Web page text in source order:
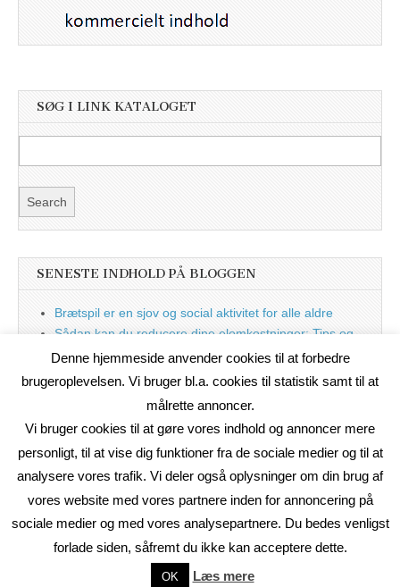
SØG I LINK KATALOGET
SENESTE INDHOLD PÅ BLOGGEN
Brætspil er en sjov og social aktivitet for alle aldre
Sådan kan du reducere dine elomkostninger: Tips og
tricks til at spare på elprisen
Nu med blog
On2Net Link Katalog
The Magazine Basic Theme bybavotasan.com
Denne hjemmeside anvender cookies til at forbedre
brugeroplevelsen. Vi bruger bl.a. cookies til statistik samt til at
målrette annoncer.
Vi bruger cookies til at gøre vores indhold og annoncer mere
personligt, til at vise dig funktioner fra de sociale medier og til at
analysere vores trafik. Vi deler også oplysninger om din brug af
vores website med vores partnere inden for annoncering på
sociale medier og med vores analysepartnere. Du bedes venligst
forlade siden, såfremt du ikke kan acceptere dette.
OK Læs mere